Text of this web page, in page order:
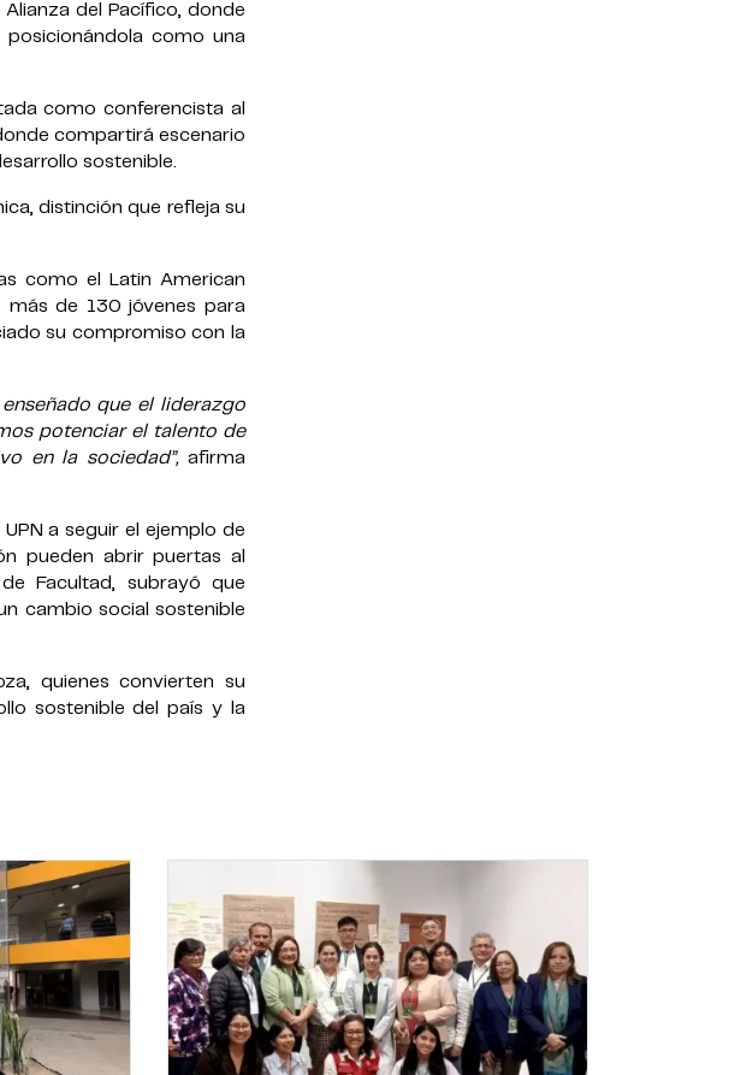
del Pacífico, donde
como una
como conferencista al
compartirá escenario
sostenible.
distinción que refleja su
como el Latin American
más de 130 jóvenes para
su compromiso con la
que el liderazgo
potenciar el talento de
en la sociedad”, afirma
a seguir el ejemplo de
pueden abrir puertas al
Facultad, subrayó que
cambio social sostenible
quienes convierten su
sostenible del país y la